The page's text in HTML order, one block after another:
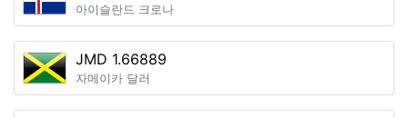
아이슬란드 크로나
JMD 1.66889
자메이카 달러